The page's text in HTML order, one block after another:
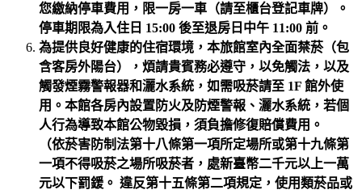
您繳納停車費用，限一房一車（請至櫃台登記車牌）。
停車期限為入住日 15:00 後至退房日中午 11:00 前。
為提供良好健康的住宿環境，本旅館室內全面禁菸（包
含客房外陽台），煩請貴賓務必遵守，以免觸法，以及
觸發煙霧警報器和灑水系統，如需吸菸請至 1F 館外使
用。本館各房內設置防火及防煙警報、灑水系統，若個
人行為導致本館公物毀損，須負擔修復賠償費用。
（依菸害防制法第十八條第一項所定場所或第十九條第
一項不得吸菸之場所吸菸者，處新臺幣二千元以上一萬
元以下罰鍰。 違反第十五條第二項規定，使用類菸品或